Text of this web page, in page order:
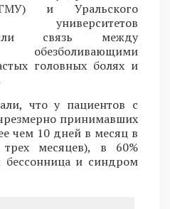
и Уральского
университетов
связь между
обезболивающими
головных болях и
что у пациентов с
принимавших
чем 10 дней в месяц в
трех месяцев), в 60%
бессонница и синдром